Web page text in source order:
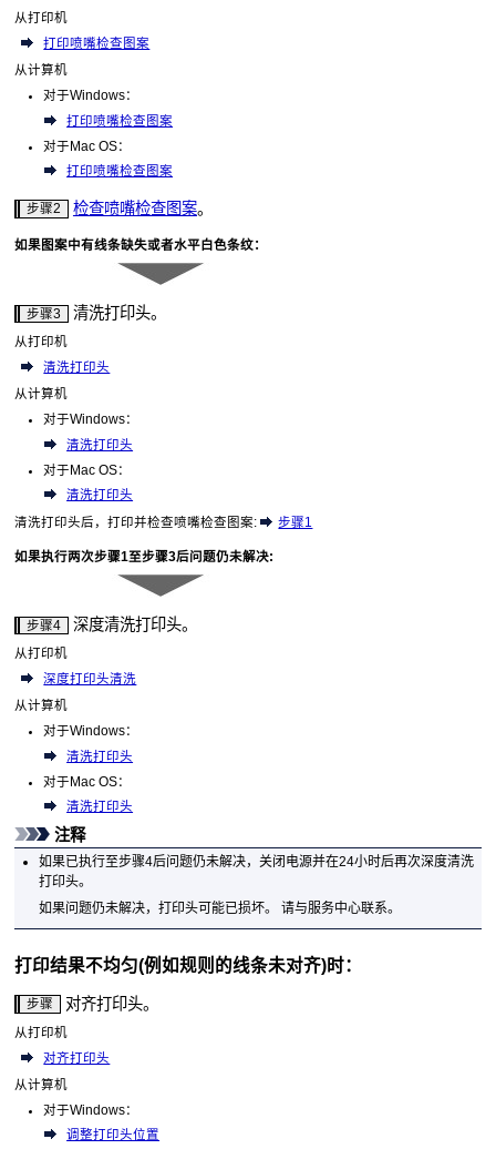
从打印机
打印喷嘴检查图案
从计算机
对于Windows：
打印喷嘴检查图案
对于 Mac OS：
打印喷嘴检查图案
步骤2 检查喷嘴检查图案。
如果图案中有线条缺失或者水平白色条纹：
步骤3 清洗打印头。
从打印机
清洗打印头
从计算机
对于Windows：
清洗打印头
对于 Mac OS：
清洗打印头
清洗打印头后，打印并检查喷嘴检查图案: 步骤1
如果执行两次步骤1至步骤3后问题仍未解决:
步骤4 深度清洗打印头。
从打印机
深度打印头清洗
从计算机
对于Windows：
清洗打印头
对于 Mac OS：
清洗打印头
注释
如果已执行至步骤4后问题仍未解决，关闭电源并在24小时后再次深度清洗
打印头。
如果问题仍未解决，打印头可能已损坏。 请与服务中心联系。
打印结果不均匀(例如规则的线条未对齐)时：
步骤 对齐打印头。
从打印机
对齐打印头
从计算机
对于Windows：
调整打印头位置